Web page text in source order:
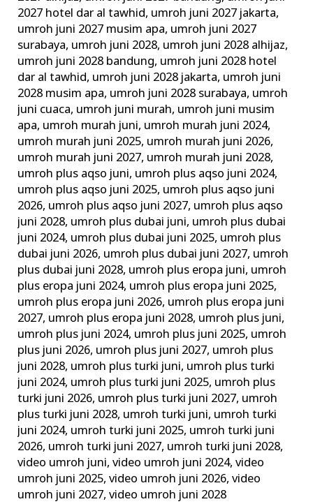
2027 hotel dar al tawhid, umroh juni 2027 jakarta,
umroh juni 2027 musim apa, umroh juni 2027
surabaya, umroh juni 2028, umroh juni 2028 alhijaz,
umroh juni 2028 bandung, umroh juni 2028 hotel
dar al tawhid, umroh juni 2028 jakarta, umroh juni
2028 musim apa, umroh juni 2028 surabaya, umroh
juni cuaca, umroh juni murah, umroh juni musim
apa, umroh murah juni, umroh murah juni 2024,
umroh murah juni 2025, umroh murah juni 2026,
umroh murah juni 2027, umroh murah juni 2028,
umroh plus aqso juni, umroh plus aqso juni 2024,
umroh plus aqso juni 2025, umroh plus aqso juni
2026, umroh plus aqso juni 2027, umroh plus aqso
juni 2028, umroh plus dubai juni, umroh plus dubai
juni 2024, umroh plus dubai juni 2025, umroh plus
dubai juni 2026, umroh plus dubai juni 2027, umroh
plus dubai juni 2028, umroh plus eropa juni, umroh
plus eropa juni 2024, umroh plus eropa juni 2025,
umroh plus eropa juni 2026, umroh plus eropa juni
2027, umroh plus eropa juni 2028, umroh plus juni,
umroh plus juni 2024, umroh plus juni 2025, umroh
plus juni 2026, umroh plus juni 2027, umroh plus
juni 2028, umroh plus turki juni, umroh plus turki
juni 2024, umroh plus turki juni 2025, umroh plus
turki juni 2026, umroh plus turki juni 2027, umroh
plus turki juni 2028, umroh turki juni, umroh turki
juni 2024, umroh turki juni 2025, umroh turki juni
2026, umroh turki juni 2027, umroh turki juni 2028,
video umroh juni,video umroh juni 2024,video
umroh juni 2025,video umroh juni 2026,video
umroh juni 2027,video umroh juni 2028